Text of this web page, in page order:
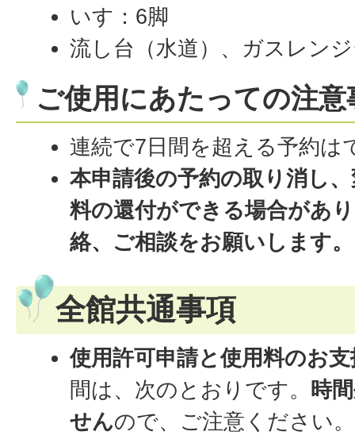
いす：6脚
流し台（水道）、ガスレン
ご使用にあたっての注意
連続で7日間を超える予約は
本申請後の予約の取り消し
料の還付ができる場合があ
絡、ご相談をお願いします。
全館共通事項
使用許可申請と使用料のお
間は、次のとおりです。
時
せんので、ご注意ください。